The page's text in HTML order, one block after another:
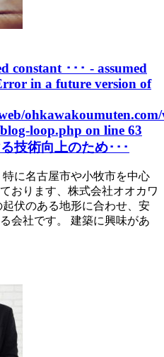
constant ･･･ - assumed
in a future version of
loop.php on line 63
技術向上のため･･･
に名古屋市や小牧市を中心
おります、株式会社オオカワ
伏のある地形に合わせ、安
会社です。 建築に興味があ